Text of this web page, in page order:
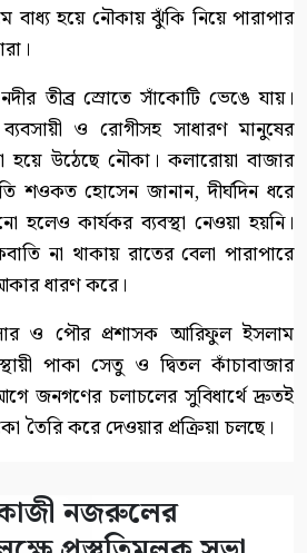
বাধ্য হয়ে নৌকায় ঝুঁকি নিয়ে পারাপার
তীব্র স্রোতে সাঁকোটি ভেঙে যায়।
ও রোগীসহ সাধারণ মানুষের
হয়ে উঠেছে নৌকা। কলারোয়া বাজার
শওকত হোসেন জানান, দীর্ঘদিন ধরে
হলেও কার্যকর ব্যবস্থা নেওয়া হয়নি।
না থাকায় রাতের বেলা পারাপারে
ধারণ করে।
ও পৌর প্রশাসক আরিফুল ইসলাম
পাকা সেতু ও দ্বিতল কাঁচাবাজার
জনগণের চলাচলের সুবিধার্থে দ্রুতই
তৈরি করে দেওয়ার প্রক্রিয়া চলছে।
কাজী নজরুলের